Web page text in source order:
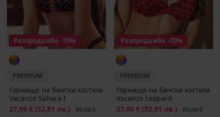
Разпродажба -70%
PREMIUM
Горнище на бански костюм
Vacanze Sahara I
Намаление
27,00 € (52,81 лв.) Първоначална цена
89,98 €
Разпродажба -70%
PREMIUM
Горнище на бански костюм
Vacanze Leopard
Намаление
27,00 € (52,81 лв.)
89,98 €